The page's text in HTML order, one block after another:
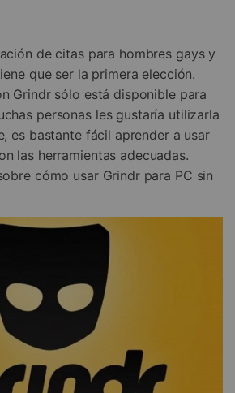
de citas para hombres gays y
que ser la primera elección.
Grindr sólo está disponible para
personas les gustaría utilizarla
es bastante fácil aprender a usar
las herramientas adecuadas.
cómo usar Grindr para PC sin